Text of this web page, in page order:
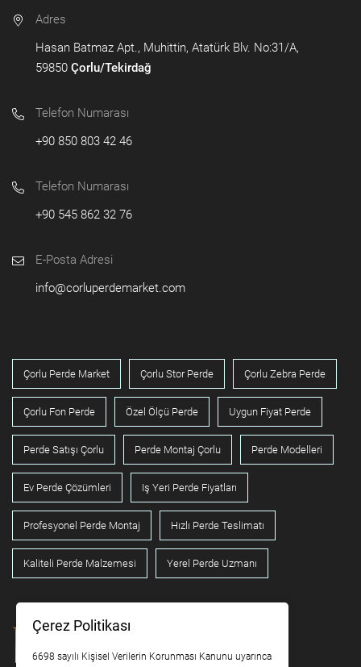
Adres
Hasan Batmaz Apt., Muhittin, Atatürk Blv. No:31/A,
59850 Çorlu/Tekirdağ
Telefon Numarası
+90 850 803 42 46
Telefon Numarası
+90 545 862 32 76
E-Posta Adresi
info@corluperdemarket.com
Çorlu Perde Market Çorlu Stor Perde Çorlu Zebra Perde
Çorlu Fon Perde Özel Ölçü Perde Uygun Fiyat Perde
Perde Satışı Çorlu Perde Montaj Çorlu Perde Modelleri
Ev Perde Çözümleri Iş Yeri Perde Fiyatları
Profesyonel Perde Montaj Hızlı Perde Teslimatı
Kaliteli Perde Malzemesi Yerel Perde Uzmanı
Çerez Politikası
6698 sayılı Kişisel Verilerin Korunması Kanunu uyarınca